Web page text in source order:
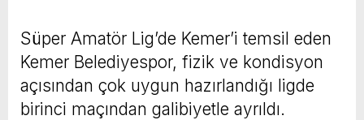
Süper Amatör Lig’de Kemer’i temsil eden
Kemer Belediyespor, fizik ve kondisyon
açısından çok uygun hazırlandığı ligde
birinci maçından galibiyetle ayrıldı.